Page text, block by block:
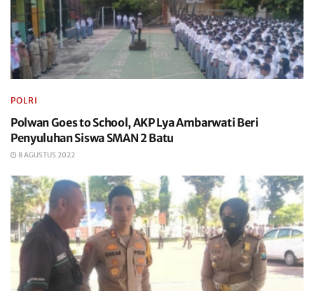
POLRI
Polwan Goes to School, AKP Lya Ambarwati Beri
Penyuluhan Siswa SMAN 2 Batu
8 AGUSTUS 2022